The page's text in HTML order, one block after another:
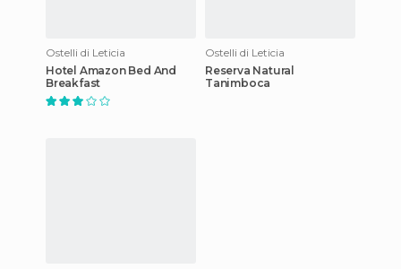
Ostelli di Leticia
Hotel Amazon Bed And
Breakfast
Ostelli di Leticia
Reserva Natural
Tanimboca